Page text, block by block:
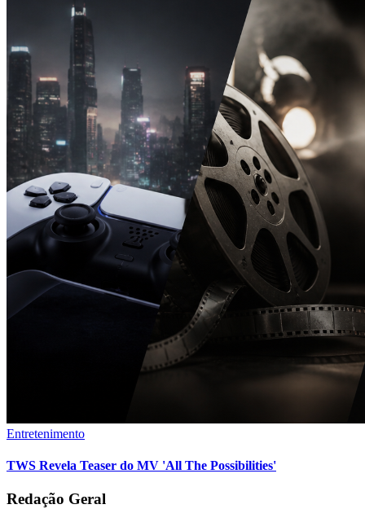
Entretenimento
TWS Revela Teaser do MV 'All The Possibilities'
Redação Geral